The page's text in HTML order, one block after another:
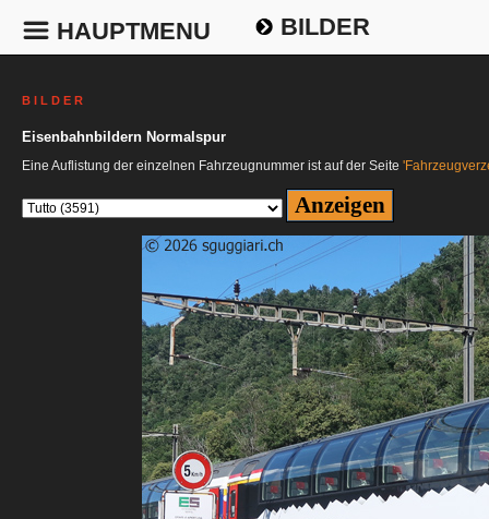
HAUPTMENU BILDER
B I L D E R
Eisenbahnbildern Normalspur
Eine Auflistung der einzelnen Fahrzeugnummer ist auf der Seite